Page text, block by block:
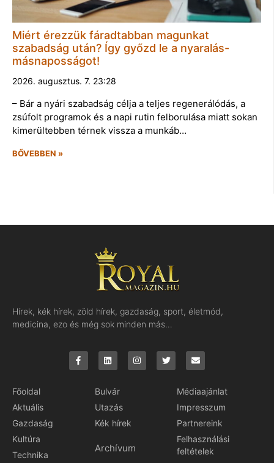
Miért érezzük fáradtabban magunkat
szabadság után? Így győzd le a nyaralás-
másnaposságot!
2026. augusztus. 7. 23:28
– Bár a nyári szabadság célja a teljes regenerálódás, a
zsúfolt programok és a napi rutin felborulása miatt sokan
kimerültebben térnek vissza a munkáb…
BŐVEBBEN »
Hírek, kék hírek, zöld hírek, gazdaság, sport, életmód,
medicina, ezo és még sok minden más…
Főoldal
Aktuális
Gazdaság
Kultúra
Technika
Bulvár
Utazás
Kék hírek
Archívum
Médiaajánlat
Impresszum
Partnereink
Felhasználási
feltételek